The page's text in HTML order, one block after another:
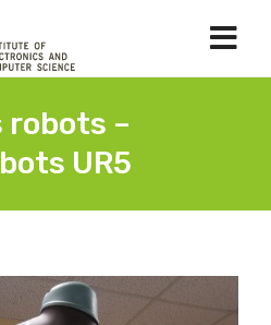
–
UR5